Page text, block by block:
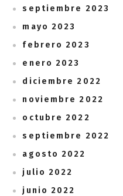
septiembre 2023
mayo 2023
febrero 2023
enero 2023
diciembre 2022
noviembre 2022
octubre 2022
septiembre 2022
agosto 2022
julio 2022
junio 2022